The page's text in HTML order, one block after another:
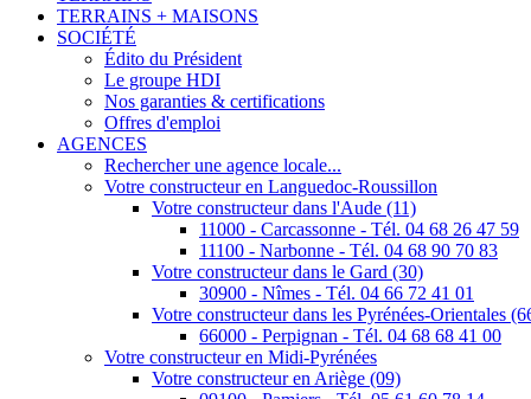
TERRAINS + MAISONS
SOCIÉTÉ
Édito du Président
Le groupe HDI
Nos garanties & certifications
Offres d'emploi
AGENCES
Rechercher une agence locale...
Votre constructeur en Languedoc-Roussillon
Votre constructeur dans l'Aude (11)
11000 - Carcassonne - Tél. 04 68 26 47 59
11100 - Narbonne - Tél. 04 68 90 70 83
Votre constructeur dans le Gard (30)
30900 - Nîmes - Tél. 04 66 72 41 01
Votre constructeur dans les Pyrénées-Orientales
66000 - Perpignan - Tél. 04 68 68 41 00
Votre constructeur en Midi-Pyrénées
Votre constructeur en Ariège (09)